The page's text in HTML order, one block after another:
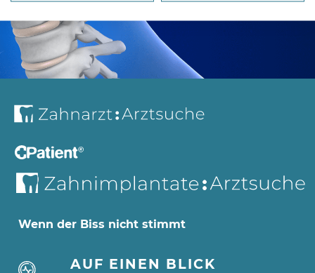
Wenn der Biss nicht stimmt
AUF EINEN BLICK